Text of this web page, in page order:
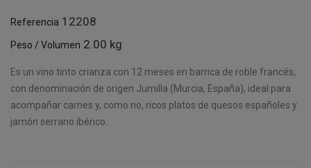
Referencia 12208
Peso / Volumen 2.00 kg
Es un vino tinto crianza con 12 meses en barrica de roble francés,
con denominación de origen Jumilla (Murcia, España), ideal para
acompañar carnes y, como no, ricos platos de quesos españoles y
jamón serrano ibérico.